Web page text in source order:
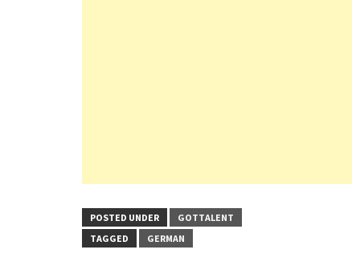
POSTED UNDER
GOTTALENT
TAGGED
GERMAN